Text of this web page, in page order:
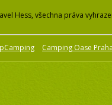
Hess, všechna práva
Camping Oase